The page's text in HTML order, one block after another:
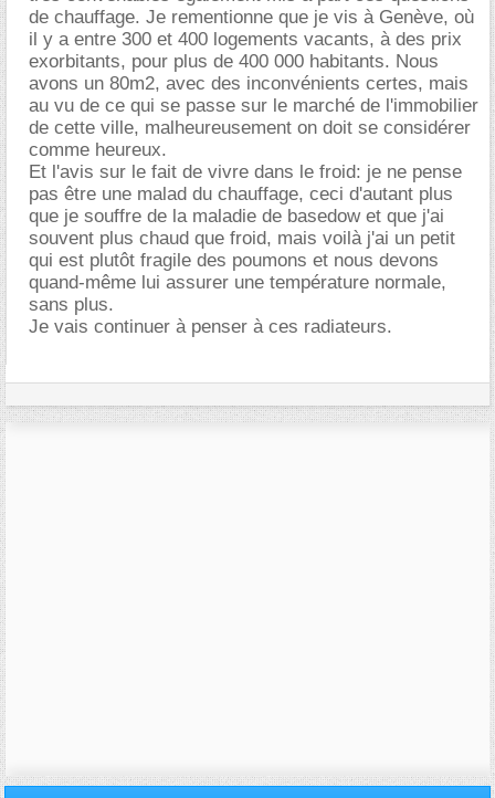
de chauffage. Je rementionne que je vis à Genève, où
il y a entre 300 et 400 logements vacants, à des prix
exorbitants, pour plus de 400 000 habitants. Nous
avons un 80m2, avec des inconvénients certes, mais
au vu de ce qui se passe sur le marché de l'immobilier
de cette ville, malheureusement on doit se considérer
comme heureux.
Et l'avis sur le fait de vivre dans le froid: je ne pense
pas être une malad du chauffage, ceci d'autant plus
que je souffre de la maladie de basedow et que j'ai
souvent plus chaud que froid, mais voilà j'ai un petit
qui est plutôt fragile des poumons et nous devons
quand-même lui assurer une température normale,
sans plus.
Je vais continuer à penser à ces radiateurs.